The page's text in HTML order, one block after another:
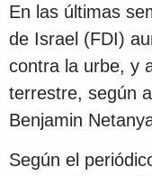
En las últimas
de Israel (FDI)
contra la urbe, y
terrestre, según
Benjamin
Según el